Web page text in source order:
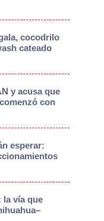
cocodrilo
cateado
y acusa que
con
esperar:
la vía que